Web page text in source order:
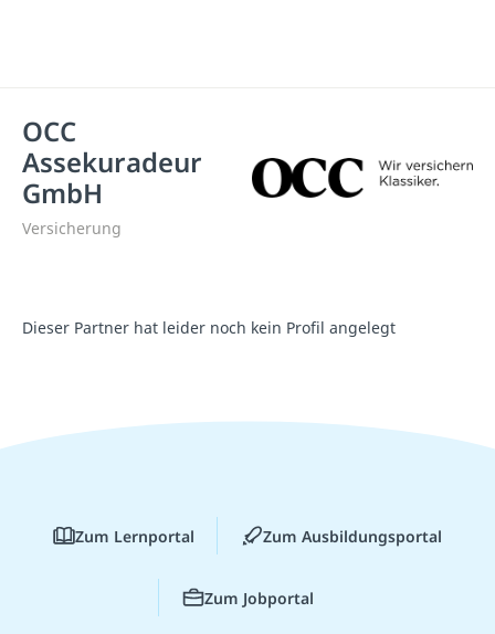
OCC
Assekuradeur
GmbH
Versicherung
Dieser Partner hat leider noch kein Profil angelegt
Zum Lernportal Zum Ausbildungsportal
Zum Jobportal